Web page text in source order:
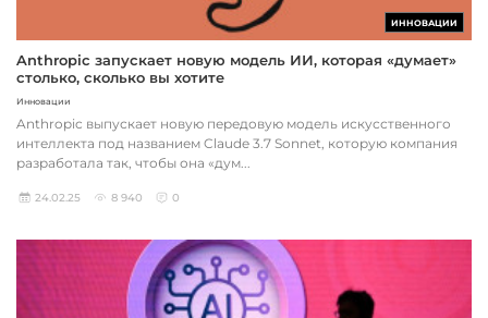
ИННОВАЦИИ
Anthropic запускает новую модель ИИ, которая «думает»
столько, сколько вы хотите
Инновации
Anthropic выпускает новую передовую модель искусственного
интеллекта под названием Claude 3.7 Sonnet, которую компания
разработала так, чтобы она «дум...
24.02.25 8 940 0